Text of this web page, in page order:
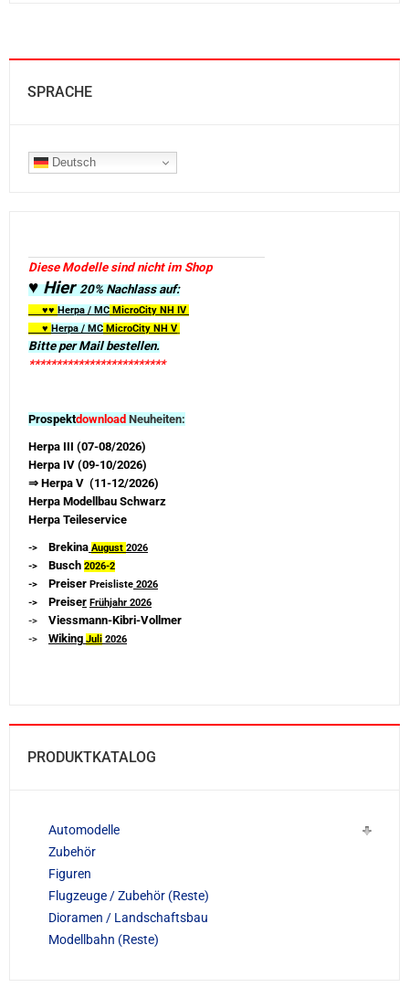
SPRACHE
Deutsch
Diese Modelle sind nicht im Shop
♥ Hier20% Nachlass auf:
♥♥ Herpa / MC MicroCity NH IV
♥ Herpa / MC MicroCity NH V
Bitte per Mail bestellen.
*************************
Prospektdownload Neuheiten:
Herpa III (07-08/2026)
Herpa IV (09-10/2026)
⇒ Herpa V (11-12/2026)
Herpa Modellbau Schwarz
Herpa Teileservice
-> Brekina August 2026
-> Busch 2026-2
-> Preiser Preisliste 2026
-> Preiser Frühjahr 2026
-> Viessmann-Kibri-Vollmer
-> Wiking Juli 2026
PRODUKTKATALOG
Automodelle
Zubehör
Figuren
Flugzeuge / Zubehör (Reste)
Dioramen / Landschaftsbau
Modellbahn (Reste)